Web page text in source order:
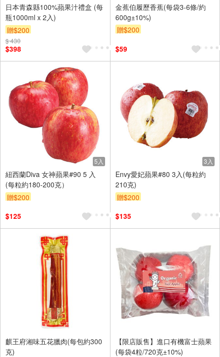
日本青森縣100%蘋果汁禮盒 (每
瓶1000ml x 2入)
贈$200
$ 430
$398
金蕉伯履歷香蕉(每袋3-6條/約
600g±10%)
贈$200
$59
5入
紐西蘭Diva 女神蘋果#90 5 入
(每粒約180-200克）
贈$200
$125
3入
Envy愛妃蘋果#80 3入(每粒約
210克)
贈$200
$135
麒王府湘味五花臘肉(每包約300
克)
【限店販售】進口有機富士蘋果
(每袋4粒/720克±10%)